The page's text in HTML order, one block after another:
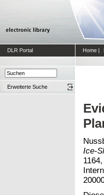
DLR Portal Home |
Erweiterte Suche
Ice-